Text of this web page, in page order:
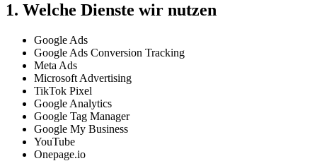
1. Welche Dienste wir nutzen
Google Ads
Google Ads Conversion Tracking
Meta Ads
Microsoft Advertising
TikTok Pixel
Google Analytics
Google Tag Manager
Google My Business
YouTube
Onepage.io